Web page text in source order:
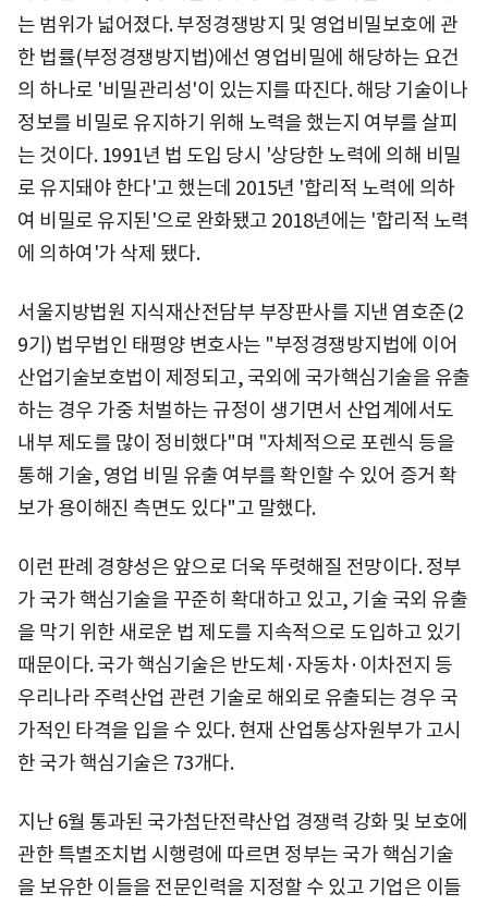
는 범위가 넓어졌다. 부정경쟁방지 및 영업비밀보호에 관
한 법률(부정경쟁방지법)에선 영업비밀에 해당하는 요건
의 하나로 '비밀관리성'이 있는지를 따진다. 해당 기술이나
정보를 비밀로 유지하기 위해 노력을 했는지 여부를 살피
는 것이다. 1991년 법 도입 당시 '상당한 노력에 의해 비밀
로 유지돼야 한다'고 했는데 2015년 '합리적 노력에 의하
여 비밀로 유지된'으로 완화됐고 2018년에는 '합리적 노력
에 의하여'가 삭제 됐다.
서울지방법원 지식재산전담부 부장판사를 지낸 염호준(2
9기) 법무법인 태평양 변호사는 "부정경쟁방지법에 이어
산업기술보호법이 제정되고, 국외에 국가핵심기술을 유출
하는 경우 가중 처벌하는 규정이 생기면서 산업계에서도
내부 제도를 많이 정비했다"며 "자체적으로 포렌식 등을
통해 기술, 영업 비밀 유출 여부를 확인할 수 있어 증거 확
보가 용이해진 측면도 있다"고 말했다.
이런 판례 경향성은 앞으로 더욱 뚜렷해질 전망이다. 정부
가 국가 핵심기술을 꾸준히 확대하고 있고, 기술 국외 유출
을 막기 위한 새로운 법 제도를 지속적으로 도입하고 있기
때문이다. 국가 핵심기술은 반도체·자동차·이차전지 등
우리나라 주력산업 관련 기술로 해외로 유출되는 경우 국
가적인 타격을 입을 수 있다. 현재 산업통상자원부가 고시
한 국가 핵심기술은 73개다.
지난 6월 통과된 국가첨단전략산업 경쟁력 강화 및 보호에
관한 특별조치법 시행령에 따르면 정부는 국가 핵심기술
을 보유한 이들을 전문인력을 지정할 수 있고 기업은 이들